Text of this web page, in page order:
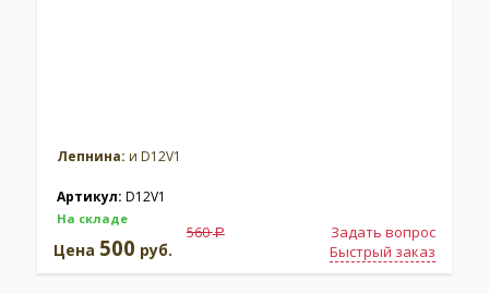
Лепнина: и D12V1
Артикул: D12V1
На складе
Задать вопрос
Быстрый заказ
Цена 500 руб.
560a